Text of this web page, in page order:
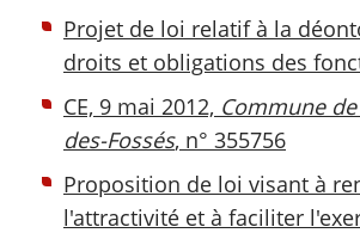
Projet de loi relatif à la
droits et obligations des
CE, 9 mai 2012, Commune
des-Fossés, n° 355756
Proposition de loi visant à
l'attractivité et à faciliter